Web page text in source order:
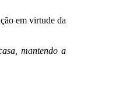
em virtude da
mantendo a